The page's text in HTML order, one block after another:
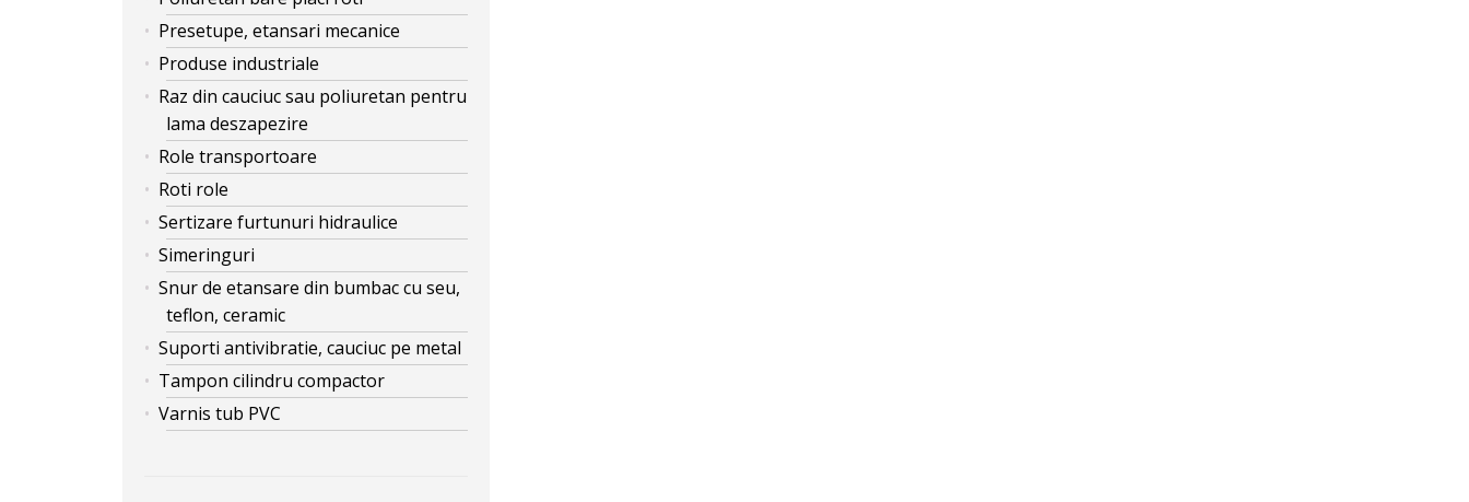
Presetupe, etansari mecanice
Produse industriale
Raz din cauciuc sau poliuretan pentru
lama deszapezire
Role transportoare
Roti role
Sertizare furtunuri hidraulice
Simeringuri
Snur de etansare din bumbac cu seu,
teflon, ceramic
Suporti antivibratie, cauciuc pe metal
Tampon cilindru compactor
Varnis tub PVC